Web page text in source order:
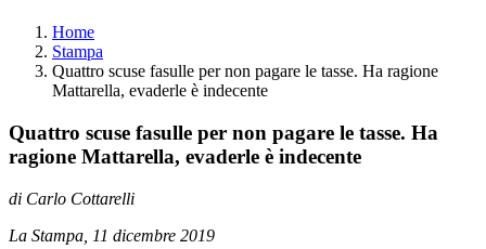
Home
Stampa
Quattro scuse fasulle per non pagare le tasse. Ha ragione
Mattarella, evaderle è indecente
Quattro scuse fasulle per non pagare le tasse. Ha
ragione Mattarella, evaderle è indecente
di Carlo Cottarelli
La Stampa, 11 dicembre 2019